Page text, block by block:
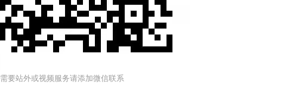
需要站外或视频服务请添加微信联系